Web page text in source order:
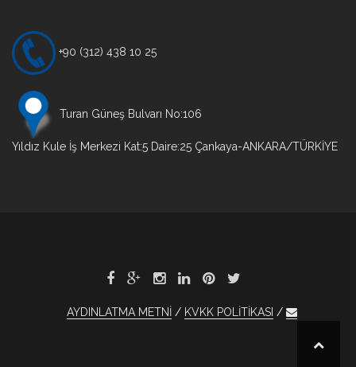
+90 (312) 438 10 25
Turan Güneş Bulvarı No:106
Yıldız Kule İş Merkezi Kat:5 Daire:25 Çankaya-ANKARA/TÜRKİYE
AYDINLATMA METNİ KVKK POLİTİKASI